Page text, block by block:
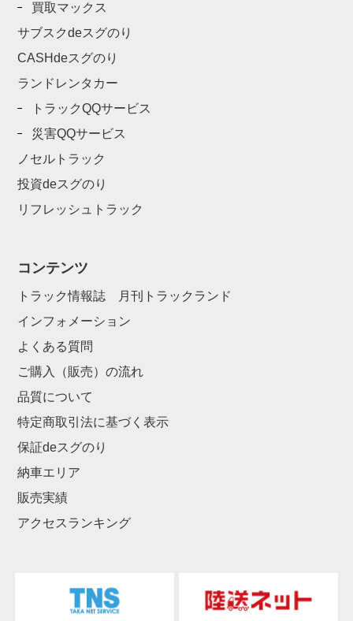
買取マックス
サブスクdeスグのり
CASHdeスグのり
ランドレンタカー
トラックQQサービス
災害QQサービス
ノセルトラック
投資deスグのり
リフレッシュトラック
コンテンツ
トラック情報誌 月刊トラックランド
インフォメーション
よくある質問
ご購入（販売）の流れ
品質について
特定商取引法に基づく表示
保証deスグのり
納車エリア
販売実績
アクセスランキング